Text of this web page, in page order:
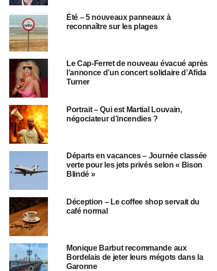
Été – 5 nouveaux panneaux à
reconnaître sur les plages
Le Cap-Ferret de nouveau évacué après
l’annonce d’un concert solidaire d’Afida
Turner
Portrait – Qui est Martial Louvain,
négociateur d’incendies ?
Départs en vacances – Journée classée
verte pour les jets privés selon « Bison
Blindé »
Déception – Le coffee shop servait du
café normal
Monique Barbut recommande aux
Bordelais de jeter leurs mégots dans la
Garonne